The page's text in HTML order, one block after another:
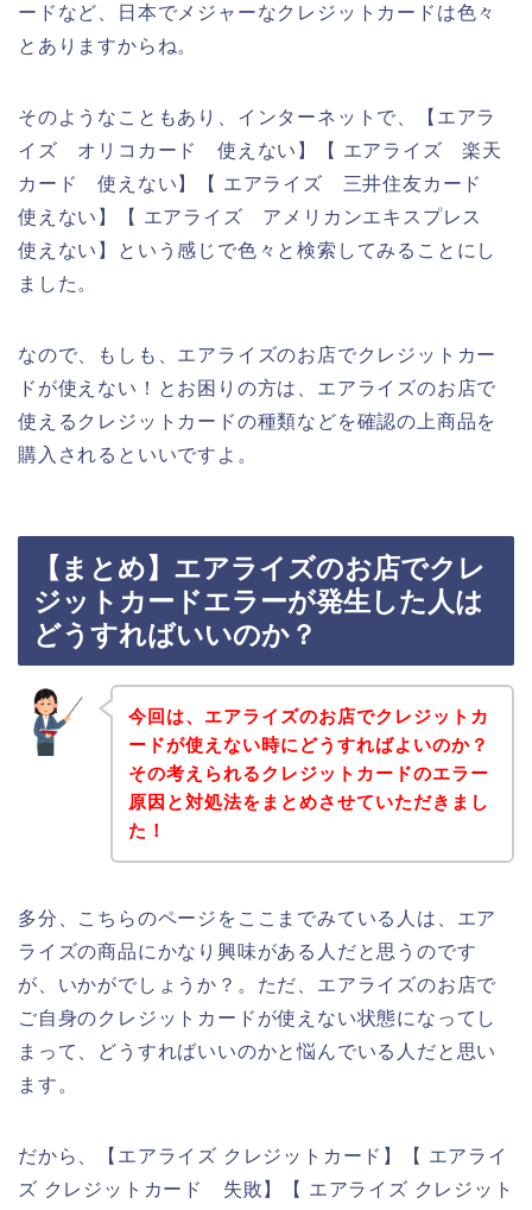
ードなど、日本でメジャーなクレジットカードは色々
とありますからね。
そのようなこともあり、インターネットで、【エアラ
イズ オリコカード 使えない】【 エアライズ 楽天
カード 使えない】【 エアライズ 三井住友カード
使えない】【 エアライズ アメリカンエキスプレス
使えない】という感じで色々と検索してみることにし
ました。
なので、もしも、エアライズのお店でクレジットカー
ドが使えない！とお困りの方は、エアライズのお店で
使えるクレジットカードの種類などを確認の上商品を
購入されるといいですよ。
【まとめ】エアライズのお店でクレ
ジットカードエラーが発生した人は
どうすればいいのか？
今回は、エアライズのお店でクレジットカ
ードが使えない時にどうすればよいのか？
その考えられるクレジットカードのエラー
原因と対処法をまとめさせていただきまし
た！
多分、こちらのページをここまでみている人は、エア
ライズの商品にかなり興味がある人だと思うのです
が、いかがでしょうか？。ただ、エアライズのお店で
ご自身のクレジットカードが使えない状態になってし
まって、どうすればいいのかと悩んでいる人だと思い
ます。
だから、【エアライズ クレジットカード】【 エアライ
ズ クレジットカード 失敗】【 エアライズ クレジット